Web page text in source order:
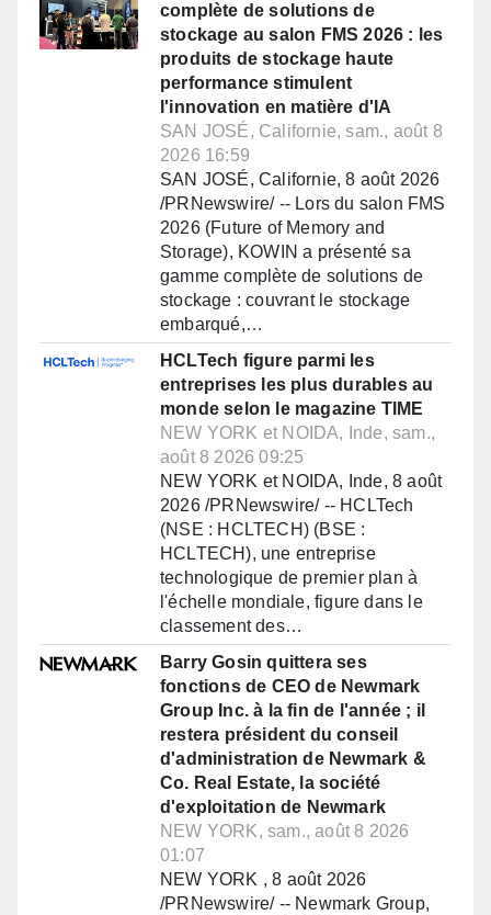
complète de solutions de
stockage au salon FMS 2026 : les
produits de stockage haute
performance stimulent
l'innovation en matière d'IA
SAN JOSÉ, Californie, sam., août 8
2026 16:59
SAN JOSÉ, Californie, 8 août 2026
/PRNewswire/ -- Lors du salon FMS
2026 (Future of Memory and
Storage), KOWIN a présenté sa
gamme complète de solutions de
stockage : couvrant le stockage
embarqué,…
HCLTech figure parmi les
entreprises les plus durables au
monde selon le magazine TIME
NEW YORK et NOIDA, Inde, sam.,
août 8 2026 09:25
NEW YORK et NOIDA, Inde, 8 août
2026 /PRNewswire/ -- HCLTech
(NSE : HCLTECH) (BSE :
HCLTECH), une entreprise
technologique de premier plan à
l'échelle mondiale, figure dans le
classement des…
Barry Gosin quittera ses
fonctions de CEO de Newmark
Group Inc. à la fin de l'année ; il
restera président du conseil
d'administration de Newmark &
Co. Real Estate, la société
d'exploitation de Newmark
NEW YORK, sam., août 8 2026
01:07
NEW YORK , 8 août 2026
/PRNewswire/ -- Newmark Group,